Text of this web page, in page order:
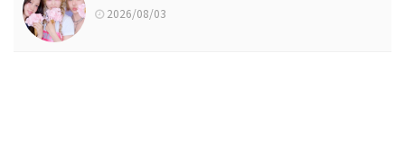
2026/08/03